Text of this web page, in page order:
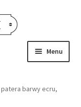
Menu
barwy ecru,